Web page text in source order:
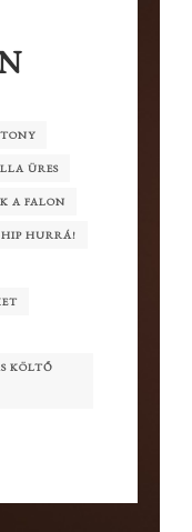
ÜRES
A FALON
HURRÁ!
KÖLTŐ